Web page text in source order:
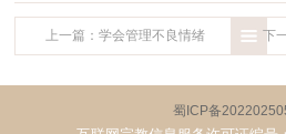
上一篇：学会管理不良情绪
蜀ICP备